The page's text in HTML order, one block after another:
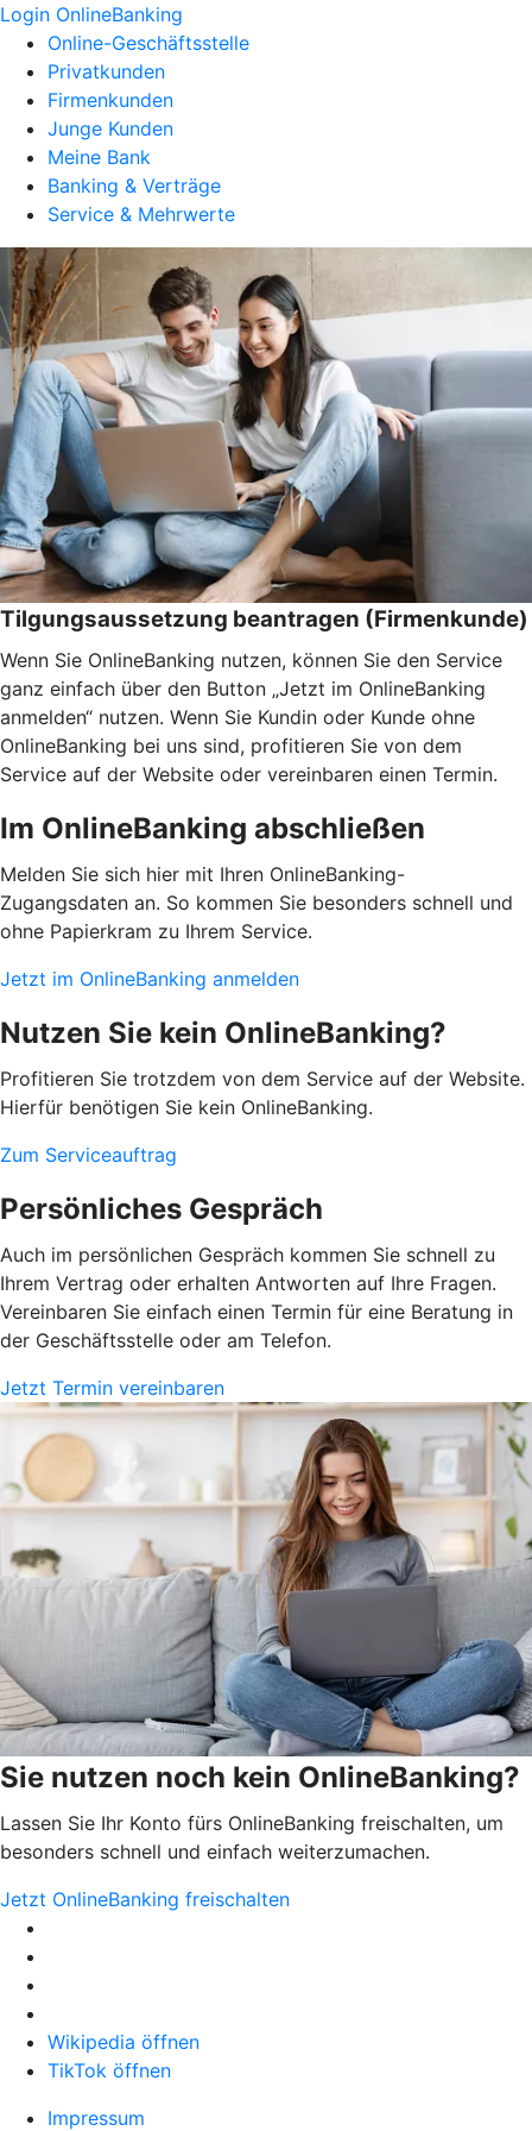
Login OnlineBanking
Online-Geschäftsstelle
Privatkunden
Firmenkunden
Junge Kunden
Meine Bank
Banking & Verträge
Service & Mehrwerte
Tilgungsaussetzung beantragen (Firmenkunde)
Wenn Sie OnlineBanking nutzen, können Sie den Service
ganz einfach über den Button „Jetzt im OnlineBanking
anmelden“ nutzen. Wenn Sie Kundin oder Kunde ohne
OnlineBanking bei uns sind, profitieren Sie von dem
Service auf der Website oder vereinbaren einen Termin.
Im OnlineBanking abschließen
Melden Sie sich hier mit Ihren OnlineBanking-
Zugangsdaten an. So kommen Sie besonders schnell und
ohne Papierkram zu Ihrem Service.
Jetzt im OnlineBanking anmelden
Nutzen Sie kein OnlineBanking?
Profitieren Sie trotzdem von dem Service auf der Website.
Hierfür benötigen Sie kein OnlineBanking.
Zum Serviceauftrag
Persönliches Gespräch
Auch im persönlichen Gespräch kommen Sie schnell zu
Ihrem Vertrag oder erhalten Antworten auf Ihre Fragen.
Vereinbaren Sie einfach einen Termin für eine Beratung in
der Geschäftsstelle oder am Telefon.
Jetzt Termin vereinbaren
Sie nutzen noch kein OnlineBanking?
Lassen Sie Ihr Konto fürs OnlineBanking freischalten, um
besonders schnell und einfach weiterzumachen.
Jetzt OnlineBanking freischalten
Wikipedia öffnen
TikTok öffnen
Impressum